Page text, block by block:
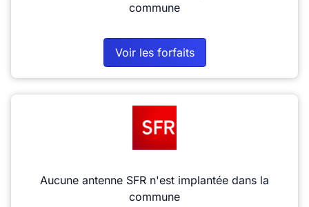
commune
Voir les forfaits
Aucune antenne SFR n'est implantée dans la
commune